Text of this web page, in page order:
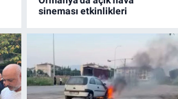
sineması etkinlikleri